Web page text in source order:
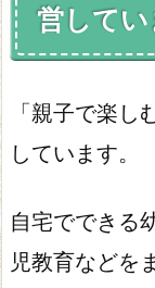
営してい
「親子で楽し
しています。
自宅でできる
児教育などを